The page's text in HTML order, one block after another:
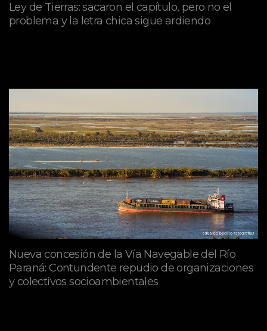
Ley de Tierras: sacaron el capítulo, pero no el
problema y la letra chica sigue ardiendo
Nueva concesión de la Vía Navegable del Río
Paraná: Contundente repudio de organizaciones
y colectivos socioambientales